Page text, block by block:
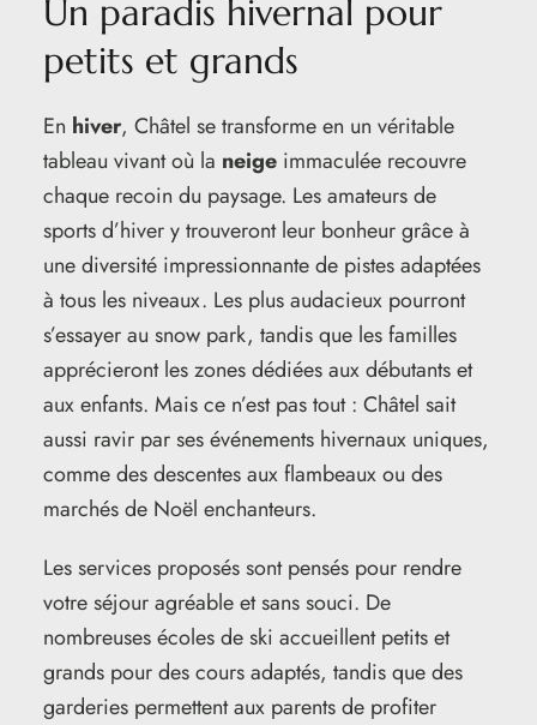
Un paradis hivernal pour
petits et grands
En hiver, Châtel se transforme en un véritable
tableau vivant où la neigeimmaculée recouvre
chaque recoin du paysage. Les amateurs de
sports d’hiver y trouveront leur bonheur grâce à
une diversité impressionnante de pistes adaptées
à tous les niveaux. Les plus audacieux pourront
s’essayer au snow park, tandis que les familles
apprécieront les zones dédiées aux débutants et
aux enfants. Mais ce n’est pas tout : Châtel sait
aussi ravir par ses événements hivernaux uniques,
comme des descentes aux flambeaux ou des
marchés de Noël enchanteurs.
Les services proposés sont pensés pour rendre
votre séjour agréable et sans souci. De
nombreuses écoles de ski accueillent petits et
grands pour des cours adaptés, tandis que des
garderies permettent aux parents de profiter